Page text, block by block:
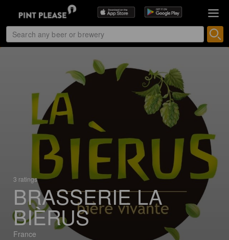
3 ratings
BRASSERIE LA
BIÈRUS
France